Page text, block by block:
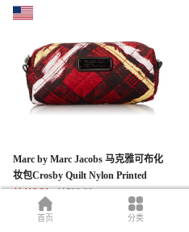
Marc by Marc Jacobs 马克雅可布化
妆包Crosby Quilt Nylon Printed
Narrow Cosmetic Bag, Ruby Red
Multi, One Size
￥418.31 ￥522.89
首页 分类